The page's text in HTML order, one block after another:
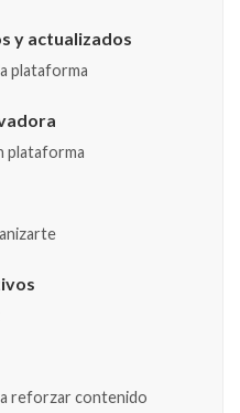
y actualizados
plataforma
plataforma
reforzar contenido